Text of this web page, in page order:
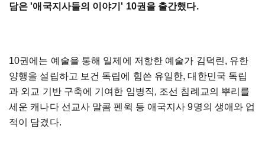
담은 '애국지사들의 이야기' 10권을 출간했다.
10권에는 예술을 통해 일제에 저항한 예술가 김덕린, 유한
양행을 설립하고 보건 독립에 힘쓴 유일한, 대한민국 독립
과 외교 기반 구축에 기여한 임병직, 조선 침례교의 뿌리를
세운 캐나다 선교사 말콤 펜윅 등 애국지사 9명의 생애와 업
적이 담겼다.